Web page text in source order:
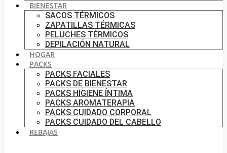
BIENESTAR
SACOS TÉRMICOS
ZAPATILLAS TÉRMICAS
PELUCHES TÉRMICOS
DEPILACIÓN NATURAL
HOGAR
PACKS
PACKS FACIALES
PACKS DE BIENESTAR
PACKS HIGIENE ÍNTIMA
PACKS AROMATERAPIA
PACKS CUIDADO CORPORAL
PACKS CUIDADO DEL CABELLO
REBAJAS